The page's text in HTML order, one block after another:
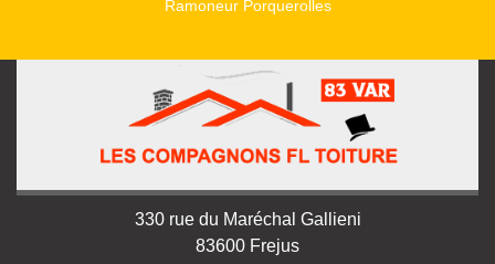
Ramoneur Porquerolles
330 rue du Maréchal Gallieni
83600 Frejus